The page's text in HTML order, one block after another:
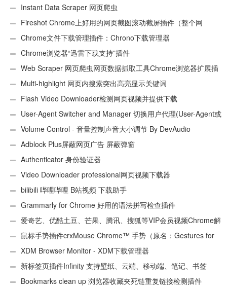
Instant Data Scraper 网页爬虫
Fireshot Chrome上好用的网页截图滚动截屏插件（整个网
页）Chrome文件下载管理插件：Chrono下载管理器
Chrome浏览器“迅雷下载支持”插件
Web Scraper 网页爬虫网页数据抓取工具Chrome浏览器扩展插
件 Multi-highlight 网页内搜索突出高亮显示关键词
Flash Video Downloader检测网页视频并提供下载
User-Agent Switcher and Manager 切换用户代理(User-Agent或
UA)Volume Control - 音量控制声音大小调节 By DevAudio
Adblock Plus屏蔽网页广告 屏蔽弹窗
Authenticator 身份验证器
Video Downloader professional网页视频下载器
bilibili 哔哩哔哩 B站视频 下载助手
Grammarly for Chrome 好用的语法拼写检查插件
爱奇艺、优酷土豆、芒果、腾讯、搜狐等VIP会员视频Chrome解
析工具鼠标手势插件crxMouse Chrome™ 手势（原名：Gestures for
Chrome(TM)汉化版）
XDM Browser Monitor - XDM下载管理器
新标签页插件Infinity 支持壁纸、云端、移动端、笔记、书签
Bookmarks clean up 浏览器收藏夹死链重复链接检测插件